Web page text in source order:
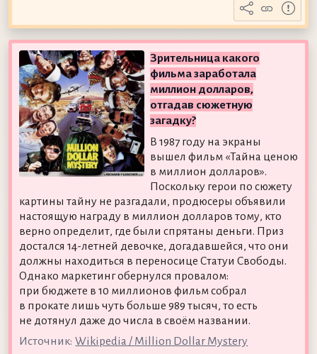
Зрительница какого
фильма заработала
миллион долларов,
отгадав сюжетную
загадку?
В 1987 году на экраны
вышел фильм «Тайна ценою
в миллион долларов».
Поскольку герои по сюжету
картины тайну не разгадали, продюсеры объявили
настоящую награду в миллион долларов тому, кто
верно определит, где были спрятаны деньги. Приз
достался 14-летней девочке, догадавшейся, что они
должны находиться в переносице Статуи Свободы.
Однако маркетинг обернулся провалом:
при бюджете в 10 миллионов фильм собрал
в прокате лишь чуть больше 989 тысяч, то есть
не дотянул даже до числа в своём названии.
Источник: Wikipedia / Million Dollar Mystery